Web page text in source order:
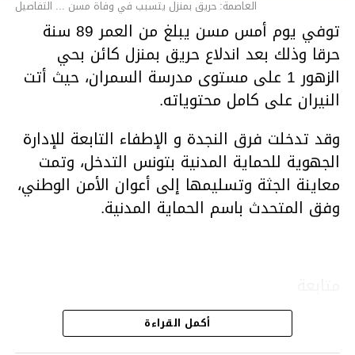
العاصمة: حريق بمنزل يتسبب في وفاة مسن ... التفاصيل
توفي يوم أمس مسن يبلغ من العمر 89 سنة
حرقا وذلك بعد اندلاع حريق بمنزل كائن بحي
الزهور 1 على مستوى مدرسة السمران، حيث أتت
النيران على كامل محتوياته.
وقد تدخلت فرق النجدة و الإطفاء التابعة للإدارة
الجهوية للحماية المدنية بتونس التدخل، وتمت
معاينة الجثة وتسليمها إلى أعوان الأمن الوطني،
وفق المتحدث باسم الحماية المدنية.
أكمل القراءة